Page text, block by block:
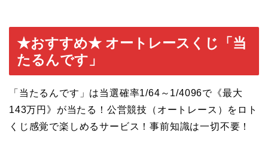
★おすすめ★ オートレースくじ「当
たるんです」
「当たるんです」は当選確率1/64～1/4096で《最大
143万円》が当たる！公営競技（オートレース）をロト
くじ感覚で楽しめるサービス！事前知識は一切不要！